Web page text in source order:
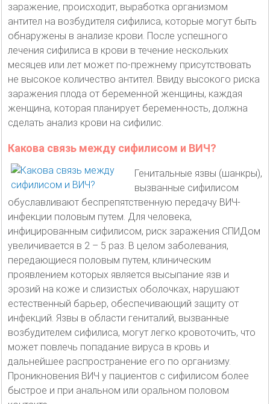
заражение, происходит, выработка организмом
антител на возбудителя сифилиса, которые могут быть
обнаружены в анализе крови. После успешного
лечения сифилиса в крови в течение нескольких
месяцев или лет может по-прежнему присутствовать
не высокое количество антител. Ввиду высокого риска
заражения плода от беременной женщины, каждая
женщина, которая планирует беременность, должна
сделать анализ крови на сифилис.
Какова связь между сифилисом и ВИЧ?
Генитальные язвы (шанкры),
вызванные сифилисом
обуславливают беспрепятственную передачу ВИЧ-
инфекции половым путем. Для человека,
инфицированным сифилисом, риск заражения СПИДом
увеличивается в 2 – 5 раз. В целом заболевания,
передающиеся половым путем, клиническим
проявлением которых является высыпание язв и
эрозий на коже и слизистых оболочках, нарушают
естественный барьер, обеспечивающий защиту от
инфекций. Язвы в области гениталий, вызванные
возбудителем сифилиса, могут легко кровоточить, что
может повлечь попадание вируса в кровь и
дальнейшее распространение его по организму.
Проникновения ВИЧ у пациентов с сифилисом более
быстрое и при анальном или оральном половом